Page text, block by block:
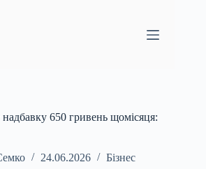
650 гривень щомісяця:
24.06.2026 Бізнес